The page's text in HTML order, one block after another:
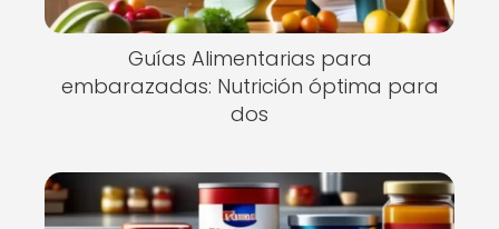
Guías Alimentarias para
embarazadas: Nutrición óptima para
dos